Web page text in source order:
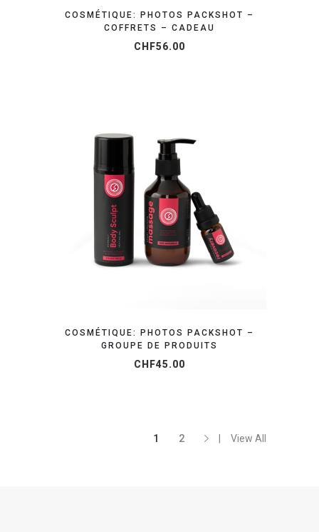
COSMÉTIQUE: PHOTOS PACKSHOT –
COFFRETS – CADEAU
CHF56.00
ORGANISEZ VOTRE SHOOTING
COSMÉTIQUE: PHOTOS PACKSHOT –
GROUPE DE PRODUITS
CHF45.00
1 2 View All